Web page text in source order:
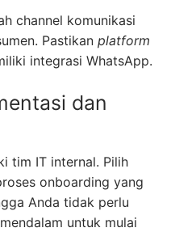
channel komunikasi
Pastikan platform
integrasi WhatsApp.
dan
tim IT internal. Pilih
onboarding yang
Anda tidak perlu
untuk mulai